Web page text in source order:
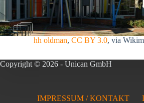
hh oldman, CC BY 3.0, via
Copyright © 2026 - Unican GmbH
IMPRESSUM / KONTAKT